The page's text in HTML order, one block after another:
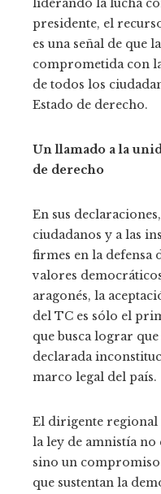
presidente, el
es una señal de que
comprometida con
de todos los
Estado de derecho.
Un llamado a la
de derecho
En sus
ciudadanos y a las
firmes en la defensa
valores
aragonés, la
del TC es sólo el
que busca lograr
declarada
marco legal del país.
El dirigente regional
la ley de amnistía no
sino un
que sustentan la